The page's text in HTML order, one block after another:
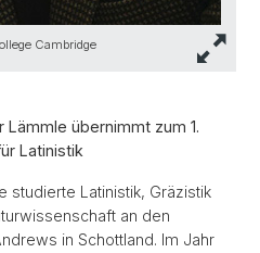
Cambridge
Lämmle übernimmt zum 1.
Latinistik
studierte Latinistik, Gräzistik
an den
in Schottland. Im Jahr